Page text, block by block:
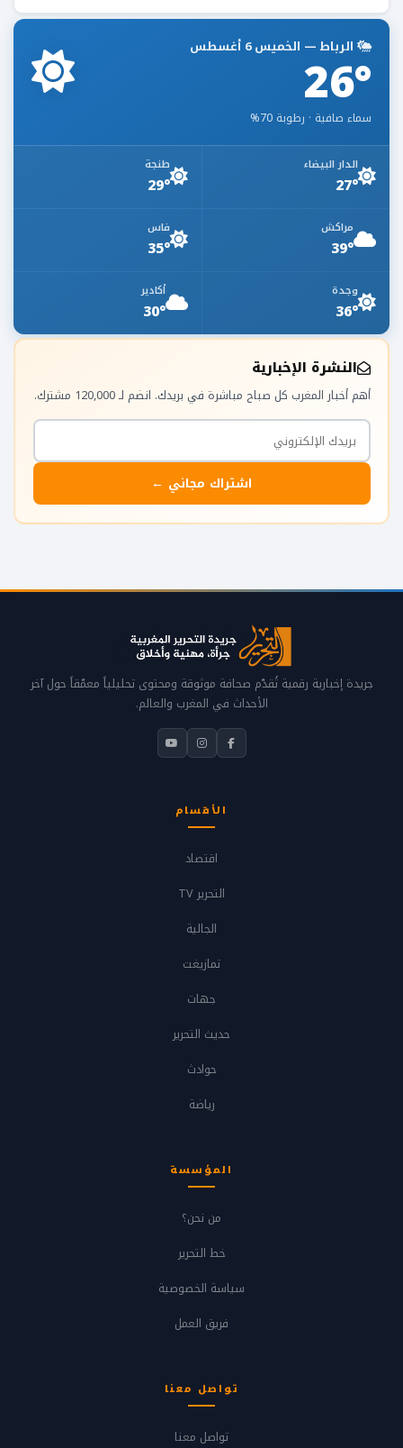
الرباط — الخميس 6 أغسطس
26°
سماء صافية · رطوبة 70%
الدار البيضاء
27°
طنجة
29°
مراكش
39°
فاس
35°
وجدة
36°
أكادير
30°
النشرة الإخبارية
أهم أخبار المغرب كل صباح مباشرة في بريدك. انضم لـ 120,000 مشترك.
اشتراك مجاني ←
جريدة إخبارية رقمية تُقدّم صحافة موثوقة ومحتوى تحليلياً معمّقاً حول آخر
الأحداث في المغرب والعالم.
الأقسام
اقتصاد
التحرير TV
الجالية
تمازيغت
جهات
حديث التحرير
حوادث
رياضة
المؤسسة
من نحن؟
خط التحرير
سياسة الخصوصية
فريق العمل
تواصل معنا
تواصل معنا